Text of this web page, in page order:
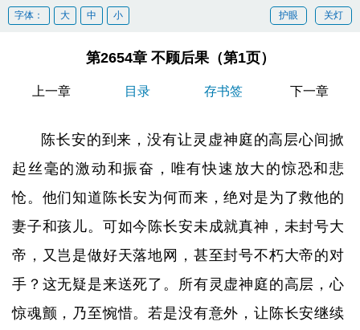
关灯
护眼
字体： 大 中 小
第2654章 不顾后果（第1页）
上一章 目录 存书签 下一章
陈长安的到来，没有让灵虚神庭的高层心间掀
起丝毫的激动和振奋，唯有快速放大的惊恐和悲
怆。他们知道陈长安为何而来，绝对是为了救他的
妻子和孩儿。可如今陈长安未成就真神，未封号大
帝，又岂是做好天落地网，甚至封号不朽大帝的对
手？这无疑是来送死了。所有灵虚神庭的高层，心
惊魂颤，乃至惋惜。若是没有意外，让陈长安继续